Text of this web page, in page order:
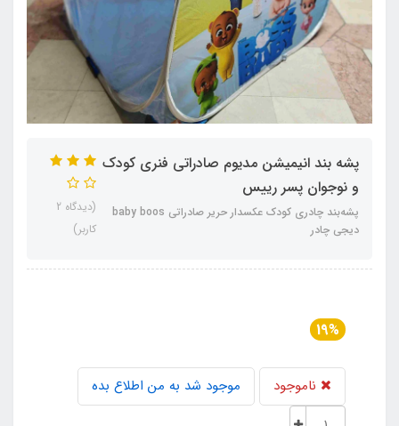
پشه‌ بند انیمیشن مدیوم صادراتی فنری کودک
و نوجوان پسر رییس
پشه‌بند چادری کودک عکسدار حریر صادراتی baby boos
دیجی چادر
(دیدگاه 2
کاربر)
19%
ناموجود موجود شد به من اطلاع بده